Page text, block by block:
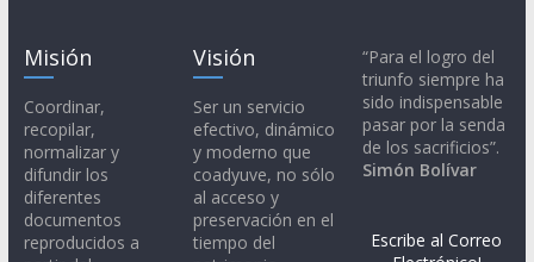
Misión
Coordinar,
recopilar,
normalizar y
difundir los
diferentes
documentos
reproducidos a
Visión
Ser un servicio
efectivo, dinámico
y moderno que
coadyuve, no sólo
al acceso y
preservación en el
tiempo del
“Para el logro del
triunfo siempre ha
sido indispensable
pasar por la senda
de los sacrificios”.
Simón Bolívar
Escribe al Correo